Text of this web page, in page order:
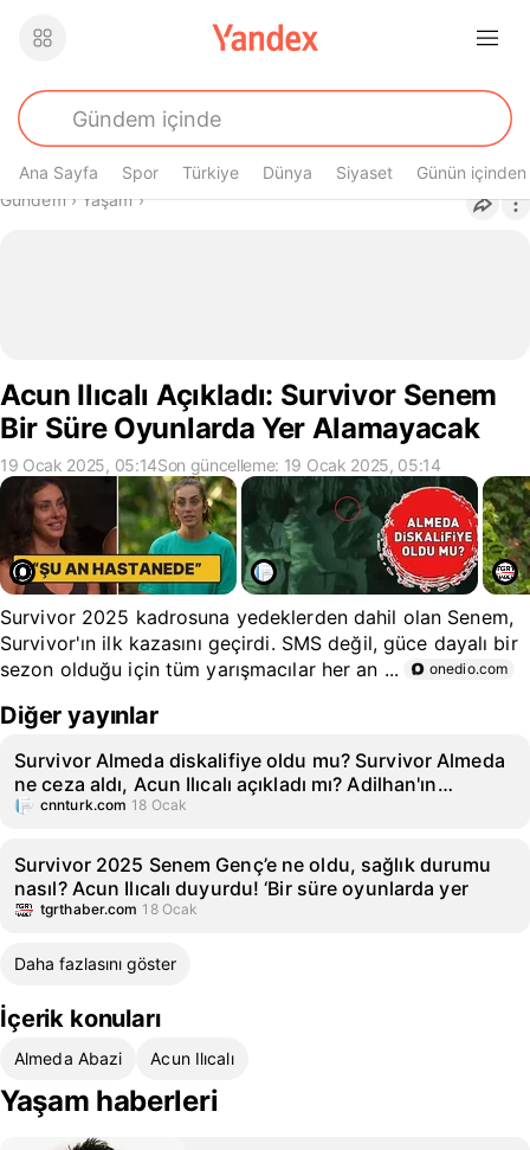
Ana Sayfa Spor Türkiye Dünya Siyaset Günün içinden
Buradasın
Gündem› Yaşam›
Acun Ilıcalı Açıkladı: Survivor Senem
Bir Süre Oyunlarda Yer Alamayacak
19 Ocak 2025, 05:14Son güncelleme: 19 Ocak 2025, 05:14
Survivor 2025 kadrosuna yedeklerden dahil olan Senem,
Survivor'ın ilk kazasını geçirdi. SMS değil, güce dayalı bir
sezon olduğu için tüm yarışmacılar her an ...
onedio.com
Diğer yayınlar
Survivor Almeda diskalifiye oldu mu? Survivor Almeda
ne ceza aldı, Acun Ilıcalı açıkladı mı? Adilhan'ın
boğazına yapıştı!
cnnturk.com 18 Ocak
Survivor 2025 Senem Genç’e ne oldu, sağlık durumu
nasıl? Acun Ilıcalı duyurdu! ‘Bir süre oyunlarda yer
tgrthaber.com 18 Ocak
Daha fazlasını göster
İçerik konuları
Almeda Abazi Acun Ilıcalı
Yaşam haberleri